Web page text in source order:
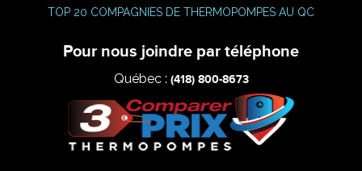
TOP 20 COMPAGNIES DE THERMOPOMPES AU QC
Pour nous joindre par téléphone
Québec : (418) 800-8673